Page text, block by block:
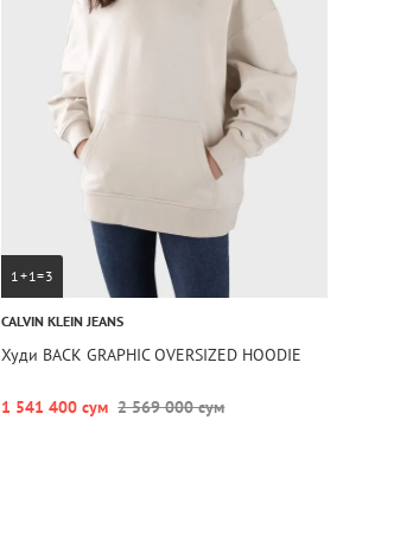
1+1=3
CALVIN KLEIN JEANS
Худи BACK GRAPHIC OVERSIZED HOODIE
1 541 400 сум 2 569 000 сум